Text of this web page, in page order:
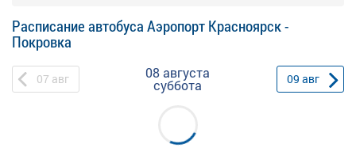
Расписание автобуса Аэропорт Красноярск -
Покровка
07 авг 08 августа
суббота 09 авг